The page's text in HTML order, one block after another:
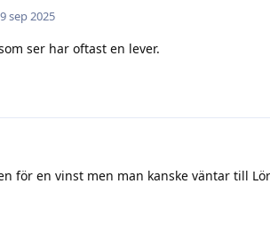
sep 2025
ser har oftast en lever.
för en vinst men man kanske väntar till